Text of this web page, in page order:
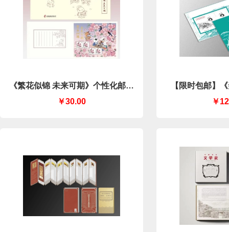
《繁花似锦 未来可期》个性化邮折
（中国集邮有限公司）
￥30.00
【限时包邮】
￥